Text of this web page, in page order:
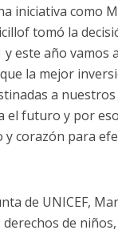
iniciativa como
tomó la
este año vamos
la mejor
a
el futuro y por
corazón para
de UNICEF,
de